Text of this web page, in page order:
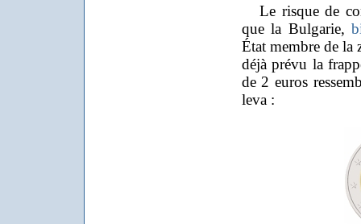
Le risque de
que la Bulgarie,
État membre de la
déjà prévu la
de 2 euros
leva :